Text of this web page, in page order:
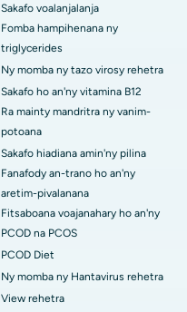
Sakafo voalanjalanja
Fomba hampihenana ny
triglycerides
Ny momba ny tazo virosy rehetra
Sakafo ho an'ny vitamina B12
Ra mainty mandritra ny vanim-
potoana
Sakafo hiadiana amin'ny pilina
Fanafody an-trano ho an'ny
aretim-pivalanana
Fitsaboana voajanahary ho an'ny
PCOD na PCOS
PCOD Diet
Ny momba ny Hantavirus rehetra
View rehetra